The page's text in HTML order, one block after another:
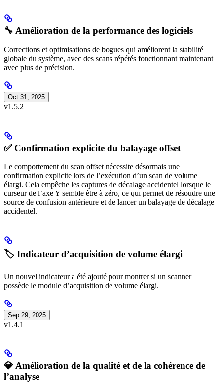
🔧 Amélioration de la performance des logiciels
Corrections et optimisations de bogues qui améliorent la stabilité
globale du système, avec des scans répétés fonctionnant maintenant
avec plus de précision.
Oct 31, 2025
v1.5.2
✅ Confirmation explicite du balayage offset
Le comportement du scan offset nécessite désormais une
confirmation explicite lors de l’exécution d’un scan de volume
élargi. Cela empêche les captures de décalage accidentel lorsque le
curseur de l’axe Y semble être à zéro, ce qui permet de résoudre une
source de confusion antérieure et de lancer un balayage de décalage
accidentel.
🏷️ Indicateur d’acquisition de volume élargi
Un nouvel indicateur a été ajouté pour montrer si un scanner
possède le module d’acquisition de volume élargi.
Sep 29, 2025
v1.4.1
💎 Amélioration de la qualité et de la cohérence de
l’analyse